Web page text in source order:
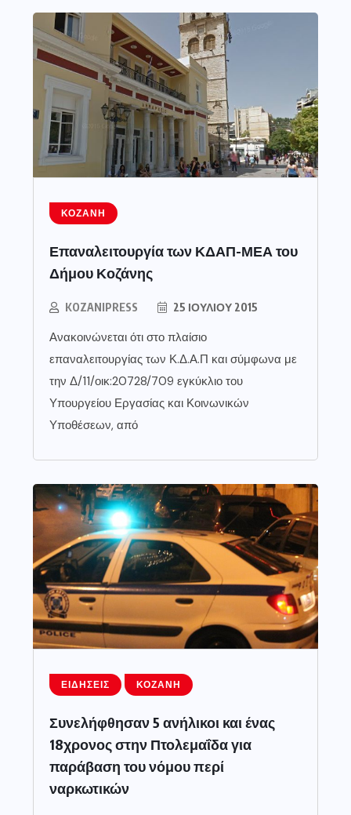
ΚΟΖΆΝΗ
Επαναλειτουργία των ΚΔΑΠ-ΜΕΑ του
Δήμου Κοζάνης
KOZANIPRESS 25 ΙΟΥΛΊΟΥ 2015
Ανακοινώνεται ότι στο πλαίσιο
επαναλειτουργίας των Κ.Δ.Α.Π και σύμφωνα με
την Δ/11/οικ:20728/709 εγκύκλιο του
Υπουργείου Εργασίας και Κοινωνικών
Υποθέσεων, από
ΕΙΔΉΣΕΙΣ ΚΟΖΆΝΗ
Συνελήφθησαν 5 ανήλικοι και ένας
18χρονος στην Πτολεμαΐδα για
παράβαση του νόμου περί
ναρκωτικών